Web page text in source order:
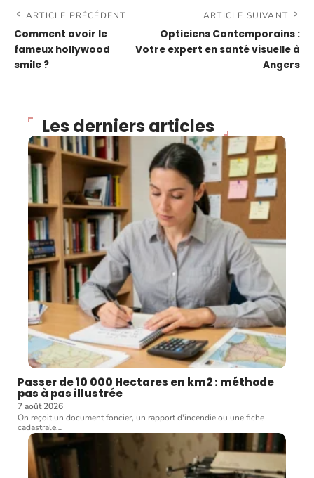
ARTICLE PRÉCÉDENT
Comment avoir le
fameux hollywood
smile ?
ARTICLE SUIVANT
Opticiens Contemporains :
Votre expert en santé visuelle à
Angers
Les derniers articles
Passer de 10 000 Hectares en km2 : méthode
pas à pas illustrée
7 août 2026
On reçoit un document foncier, un rapport d'incendie ou une fiche
cadastrale…